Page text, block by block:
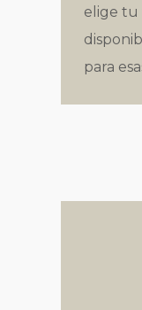
elige tu
para